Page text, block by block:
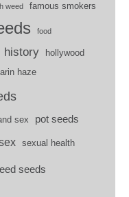
weed famous smokers
food
history
hollywood
haze
sex pot seeds
sexual health
seeds